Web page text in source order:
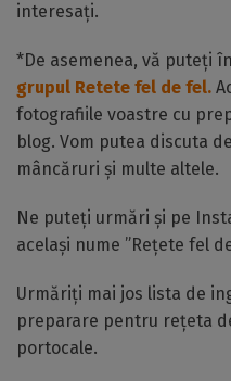
interesați.
*De asemenea, vă puteți
grupul Retete fel de fel.
fotografiile voastre cu
blog. Vom putea discuta
mâncăruri și multe altele.
Ne puteți urmări și pe
același nume ”Rețete fel
Urmăriți mai jos lista de
preparare pentru rețeta
portocale.